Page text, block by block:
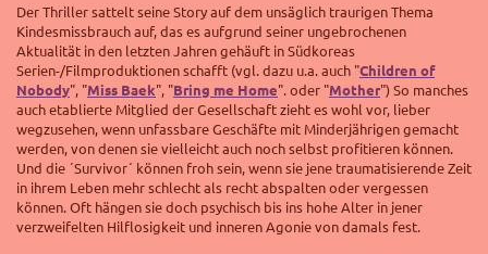
Der Thriller sattelt seine Story auf dem unsäglich traurigen Thema
Kindesmissbrauch auf, das es aufgrund seiner ungebrochenen
Aktualität in den letzten Jahren gehäuft in Südkoreas
Serien-/Filmproduktionen schafft (vgl. dazu u.a. auch "Children of
Nobody", "Miss Baek", "Bring me Home". oder "Mother") So manches
auch etablierte Mitglied der Gesellschaft zieht es wohl vor, lieber
wegzusehen, wenn unfassbare Geschäfte mit Minderjährigen gemacht
werden, von denen sie vielleicht auch noch selbst profitieren können.
Und die ´Survivor´ können froh sein, wenn sie jene traumatisierende Zeit
in ihrem Leben mehr schlecht als recht abspalten oder vergessen
können. Oft hängen sie doch psychisch bis ins hohe Alter in jener
verzweifelten Hilflosigkeit und inneren Agonie von damals fest.